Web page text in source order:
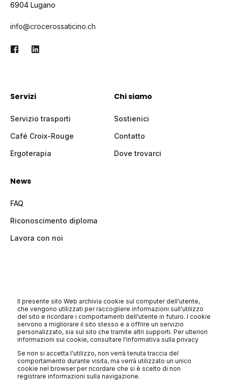
Il presente sito Web archivia cookie sul computer dell'utente,
che vengono utilizzati per raccogliere informazioni sull'utilizzo
del sito e ricordare i comportamenti dell'utente in futuro. I cookie
servono a migliorare il sito stesso e a offrire un servizio
personalizzato, sia sul sito che tramite altri supporti. Per ulteriori
informazioni sui cookie, consultare l'informativa sulla privacy
Se non si accetta l'utilizzo, non verrà tenuta traccia del
comportamento durante visita, ma verrà utilizzato un unico
cookie nel browser per ricordare che si è scelto di non
registrare informazioni sulla navigazione.
6904 Lugano
info@crocerossaticino.ch
Servizi
Servizio trasporti
Café Croix-Rouge
Ergoterapia
Chi siamo
Sostienici
Contatto
Dove trovarci
News
FAQ
Riconoscimento diploma
Lavora con noi
All rights reserved
Privacy Policy
Powered by Ander Group
Cookie Settings